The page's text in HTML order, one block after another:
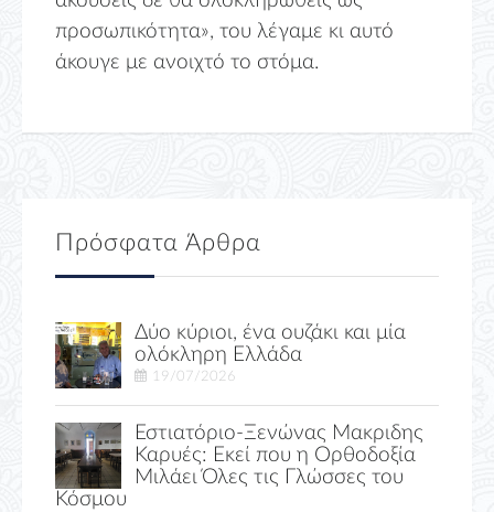
προσωπικότητα», του λέγαμε κι αυτό
άκουγε με ανοιχτό το στόμα.
Πρόσφατα Άρθρα
Δύο κύριοι, ένα ουζάκι και μία
ολόκληρη Ελλάδα
19/07/2026
Εστιατόριο-Ξενώνας Μακριδης
Καρυές: Εκεί που η Ορθοδοξία
Μιλάει Όλες τις Γλώσσες του
Κόσμου